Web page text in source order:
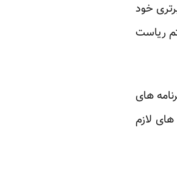
خود
ریاست
های
لازم